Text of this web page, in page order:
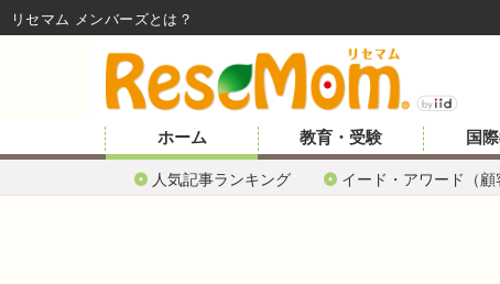
ホーム
人気記事ランキング イード・アワード（顧
教育・受験 国
リセマム メンバーズ